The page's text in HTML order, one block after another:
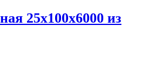
25х100х6000 из